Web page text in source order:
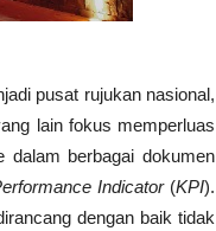
pusat rujukan nasional,
lain fokus memperluas
dalam berbagai dokumen
Indicator(KPI).
dengan baik tidak